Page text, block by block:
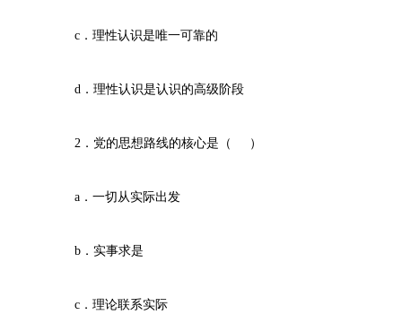
c．理性认识是唯一可靠的
d．理性认识是认识的高级阶段
2．党的思想路线的核心是（ ）
a．一切从实际出发
b．实事求是
c．理论联系实际